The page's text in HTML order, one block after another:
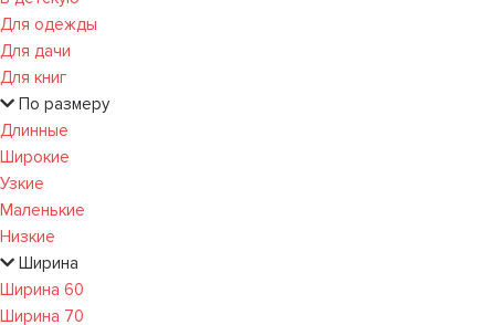
Для одежды
Для дачи
Для книг
По размеру
Длинные
Широкие
Узкие
Маленькие
Низкие
Ширина
Ширина 60
Ширина 70